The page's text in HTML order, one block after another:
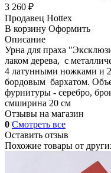
3 260 ₽
Продавец Hottex
В корзину Оформить
Описание
Урна для праха
лаком дерева, с
4 латунными ножками и
бордовым бархатом.
фурнитуры - серебро,
смширина 20 см
Отзывы на магазин
0 Смотреть все
Оставить отзыв
Похожие товары от